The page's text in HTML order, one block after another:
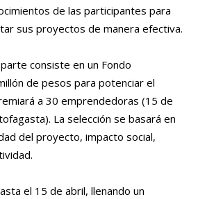
de las participantes para
sus proyectos de manera efectiva.
consiste en un Fondo
de pesos para potenciar el
a 30 emprendedoras (15 de
La selección se basará en
del proyecto, impacto social,
el 15 de abril, llenando un